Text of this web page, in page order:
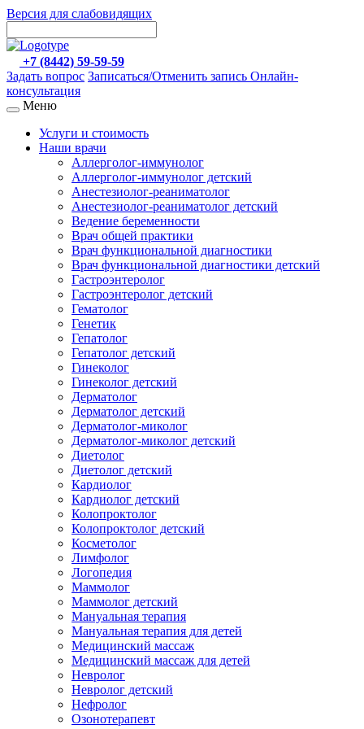
Версия для слабовидящих
+7 (8442) 59-59-59
Задать вопрос Записаться/Отменить запись Онлайн-
консультация
Меню
Услуги и стоимость
Наши врачи
Аллерголог-иммунолог
Аллерголог-иммунолог детский
Анестезиолог-реаниматолог
Анестезиолог-реаниматолог детский
Ведение беременности
Врач общей практики
Врач функциональной диагностики
Врач функциональной диагностики детский
Гастроэнтеролог
Гастроэнтеролог детский
Гематолог
Генетик
Гепатолог
Гепатолог детский
Гинеколог
Гинеколог детский
Дерматолог
Дерматолог детский
Дерматолог-миколог
Дерматолог-миколог детский
Диетолог
Диетолог детский
Кардиолог
Кардиолог детский
Колопроктолог
Колопроктолог детский
Косметолог
Лимфолог
Логопедия
Маммолог
Маммолог детский
Мануальная терапия
Мануальная терапия для детей
Медицинский массаж
Медицинский массаж для детей
Невролог
Невролог детский
Нефролог
Озонотерапевт